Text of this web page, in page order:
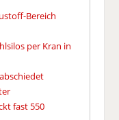
Bereich
per Kran in
fast 550